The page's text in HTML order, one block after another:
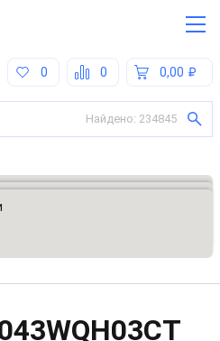
0,00
0
0
Найдено: 234845